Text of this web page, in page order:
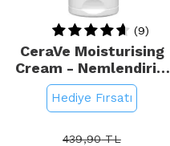
(9)
CeraVe Moisturising
Cream - Nemlendirici
Bakım Kremi 50ml
Hediye Fırsatı
439,90TL